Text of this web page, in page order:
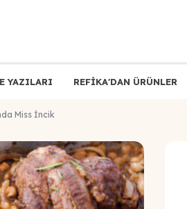
YAZILARI REFİKA'DAN ÜRÜNLER
Miss İncik